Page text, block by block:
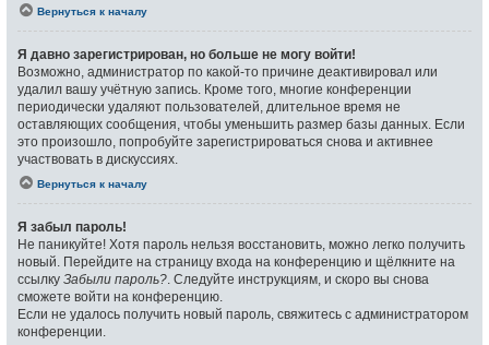
Вернуться к началу
Я давно зарегистрирован, но больше не могу войти!
Возможно, администратор по какой-то причине деактивировал или
удалил вашу учётную запись. Кроме того, многие конференции
периодически удаляют пользователей, длительное время не
оставляющих сообщения, чтобы уменьшить размер базы данных. Если
это произошло, попробуйте зарегистрироваться снова и активнее
участвовать в дискуссиях.
Вернуться к началу
Я забыл пароль!
Не паникуйте! Хотя пароль нельзя восстановить, можно легко получить
новый. Перейдите на страницу входа на конференцию и щёлкните на
ссылку Забыли пароль?. Следуйте инструкциям, и скоро вы снова
сможете войти на конференцию.
Если не удалось получить новый пароль, свяжитесь с администратором
конференции.